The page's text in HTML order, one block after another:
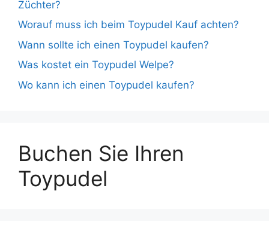
Züchter?
Worauf muss ich beim Toypudel Kauf achten?
Wann sollte ich einen Toypudel kaufen?
Was kostet ein Toypudel Welpe?
Wo kann ich einen Toypudel kaufen?
Buchen Sie Ihren
Toypudel